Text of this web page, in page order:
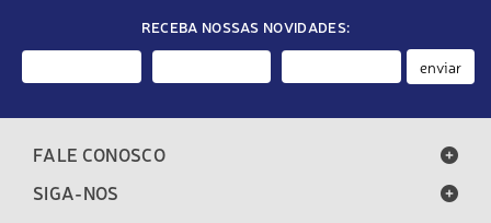
RECEBA NOSSAS NOVIDADES:
enviar
FALE CONOSCO
SIGA-NOS